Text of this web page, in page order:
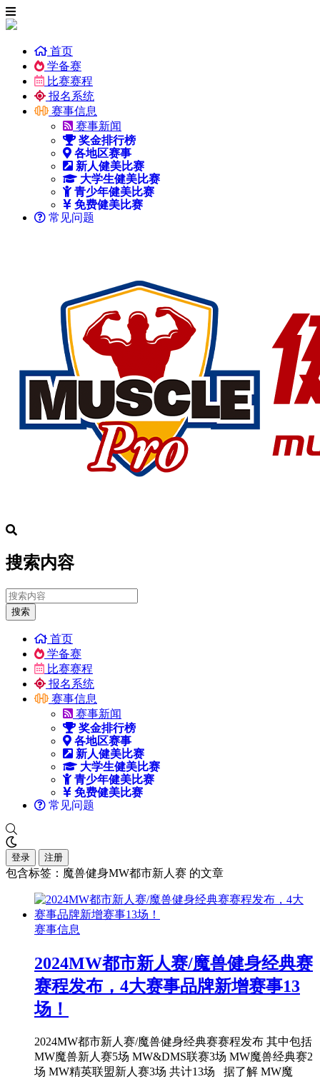
首页
学备赛
比赛赛程
报名系统
赛事信息
赛事新闻
奖金排行榜
各地区赛事
新人健美比赛
大学生健美比赛
青少年健美比赛
免费健美比赛
常见问题
搜索内容
搜索
首页
学备赛
比赛赛程
报名系统
赛事信息
赛事新闻
奖金排行榜
各地区赛事
新人健美比赛
大学生健美比赛
青少年健美比赛
免费健美比赛
常见问题
登录 注册
包含标签：魔兽健身MW都市新人赛 的文章
赛事信息
2024MW都市新人赛/魔兽健身经典赛
赛程发布，4大赛事品牌新增赛事13
场！
2024MW都市新人赛/魔兽健身经典赛赛程发布 其中包括
MW魔兽新人赛5场 MW&DMS联赛3场 MW魔兽经典赛2
场 MW精英联盟新人赛3场 共计13场 据了解 MW魔